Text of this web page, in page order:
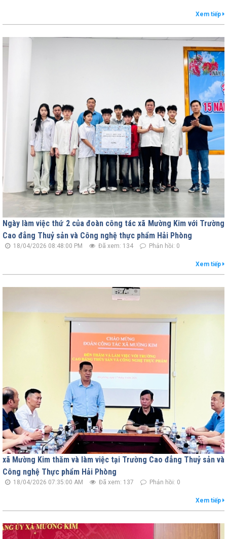
Xem tiếp
Ngày làm việc thứ 2 của đoàn công tác xã Mường Kim với Trường
Cao đẳng Thuỷ sản và Công nghệ thực phẩm Hải Phòng
18/04/2026 08:48:00 PM Đã xem: 134 Phản hồi: 0
Xem tiếp
xã Mường Kim thăm và làm việc tại Trường Cao đẳng Thuỷ sản và
Công nghệ Thực phẩm Hải Phòng
18/04/2026 07:35:00 AM Đã xem: 137 Phản hồi: 0
Xem tiếp